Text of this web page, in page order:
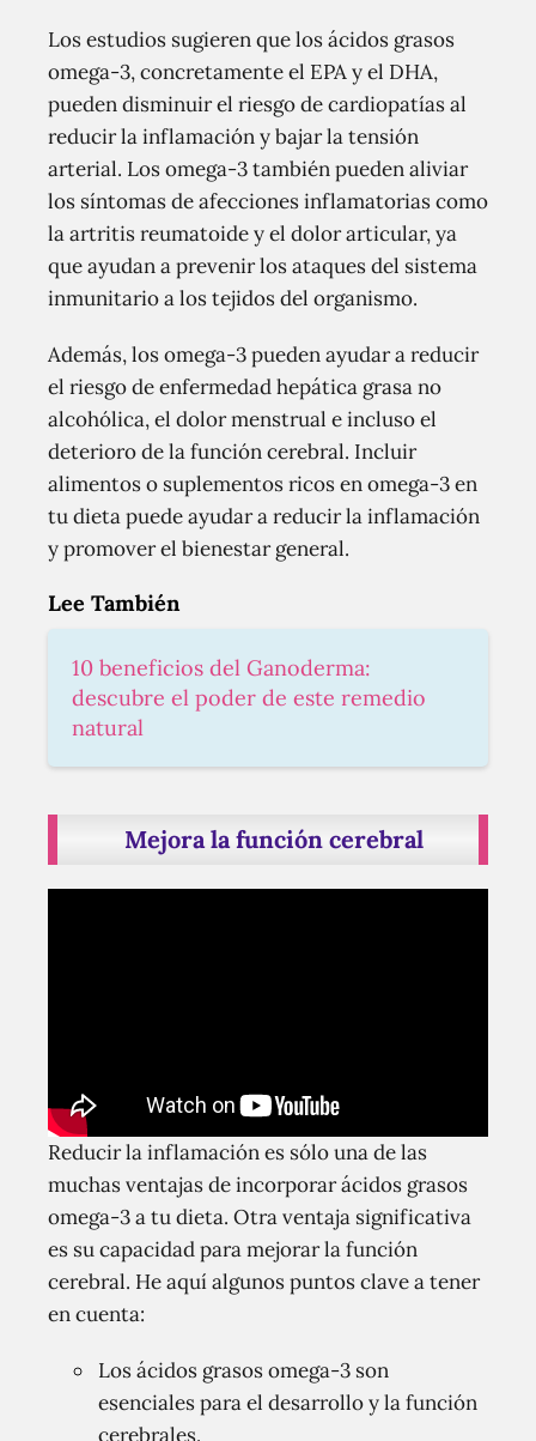
Los estudios sugieren que los ácidos grasos
omega-3, concretamente el EPA y el DHA,
pueden disminuir el riesgo de cardiopatías al
reducir la inflamación y bajar la tensión
arterial. Los omega-3 también pueden aliviar
los síntomas de afecciones inflamatorias como
la artritis reumatoide y el dolor articular, ya
que ayudan a prevenir los ataques del sistema
inmunitario a los tejidos del organismo.
Además, los omega-3 pueden ayudar a reducir
el riesgo de enfermedad hepática grasa no
alcohólica, el dolor menstrual e incluso el
deterioro de la función cerebral. Incluir
alimentos o suplementos ricos en omega-3 en
tu dieta puede ayudar a reducir la inflamación
y promover el bienestar general.
Lee También
10 beneficios del Ganoderma:
descubre el poder de este remedio
natural
Mejora la función cerebral
Reducir la inflamación es sólo una de las
muchas ventajas de incorporar ácidos grasos
omega-3 a tu dieta. Otra ventaja significativa
es su capacidad para mejorar la función
cerebral. He aquí algunos puntos clave a tener
en cuenta:
Los ácidos grasos omega-3 son
esenciales para el desarrollo y la función
cerebrales.